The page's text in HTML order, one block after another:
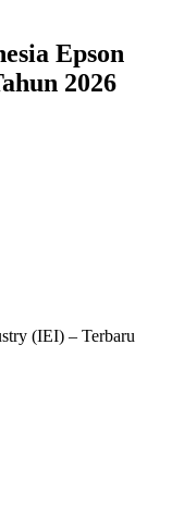
Epson
2026
(IEI) – Terbaru